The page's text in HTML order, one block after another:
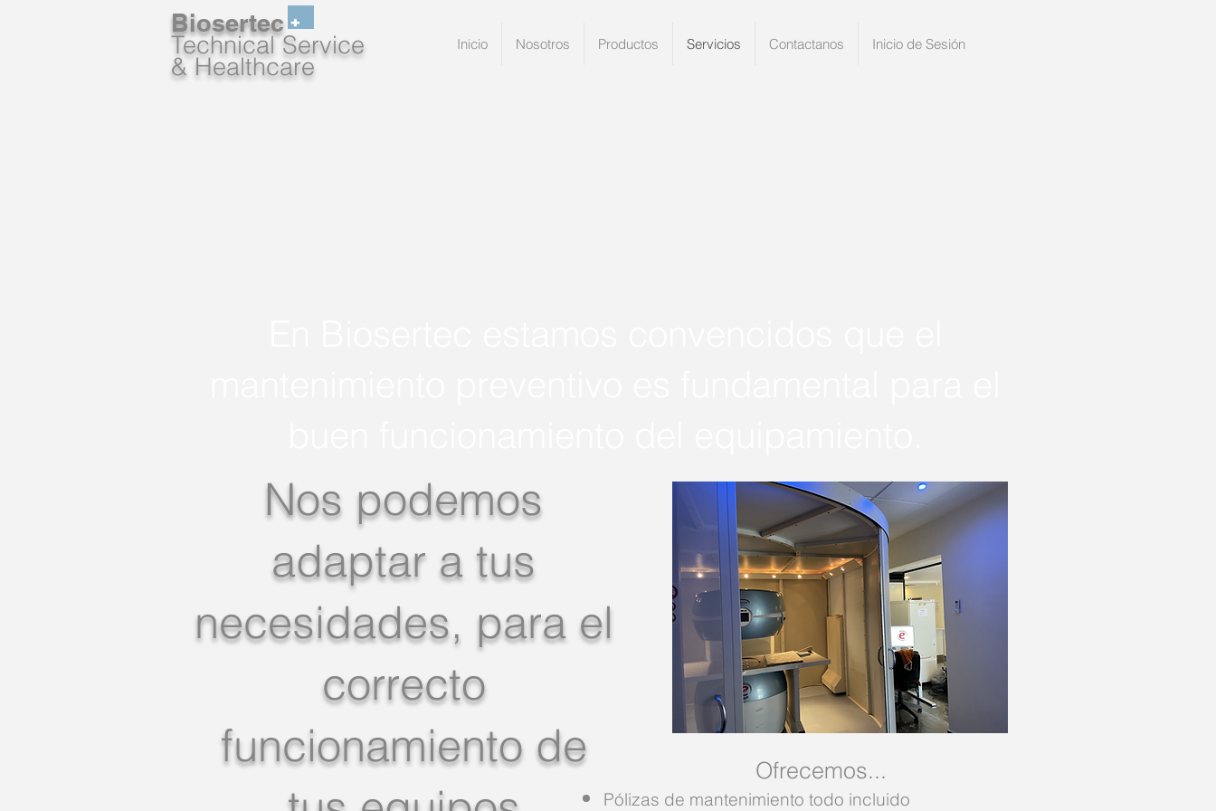
Biosertec
Technical Service
& Healthcare
Inicio Nosotros Productos Servicios Contactanos Inicio de Sesión
Nos podemos
adaptar a tus
necesidades, para el
correcto
funcionamiento de
Ofrecemos...
Pólizas de mantenimiento todo incluido